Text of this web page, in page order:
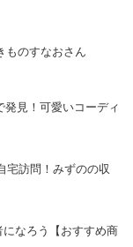
のすなおさん
発見！可愛いコーディ
宅訪問！みずのの収
なろう【おすすめ商